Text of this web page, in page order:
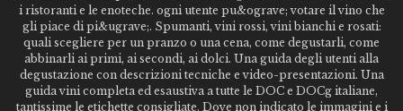
i ristoranti e le enoteche. ogni utente pu&ograve; votare il vino che
gli piace di pi&ugrave;. Spumanti, vini rossi, vini bianchi e rosati:
quali scegliere per un pranzo o una cena, come degustarli, come
abbinarli ai primi, ai secondi, ai dolci. Una guida degli utenti alla
degustazione con descrizioni tecniche e video-presentazioni. Una
guida vini completa ed esaustiva a tutte le DOC e DOCg italiane,
tantissime le etichette consigliate. Dove non indicato le immagini e i